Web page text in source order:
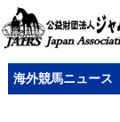
海外競馬ニュー